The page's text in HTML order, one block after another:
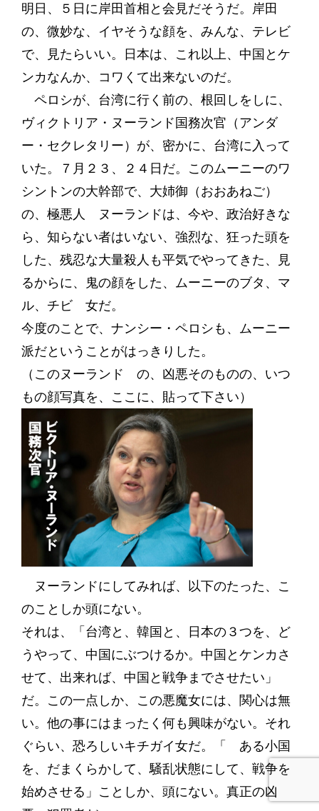
明日、５日に岸田首相と会見だそうだ。岸田
の、微妙な、イヤそうな顔を、みんな、テレビ
で、見たらいい。日本は、これ以上、中国とケ
ンカなんか、コワくて出来ないのだ。
ペロシが、台湾に行く前の、根回しをしに、
ヴィクトリア・ヌーランド国務次官（アンダ
ー・セクレタリー）が、密かに、台湾に入って
いた。７月２３、２４日だ。このムーニーのワ
シントンの大幹部で、大姉御（おおあねご）
の、極悪人 ヌーランドは、今や、政治好きな
ら、知らない者はいない、強烈な、狂った頭を
した、残忍な大量殺人も平気でやってきた、見
るからに、鬼の顔をした、ムーニーのブタ、マ
ル、チビ 女だ。
今度のことで、ナンシー・ペロシも、ムーニー
派だということがはっきりした。
（このヌーランド の、凶悪そのものの、いつ
もの顔写真を、ここに、貼って下さい）
ヌーランドにしてみれば、以下のたった、こ
のことしか頭にない。
それは、「台湾と、韓国と、日本の３つを、ど
うやって、中国にぶつけるか。中国とケンカさ
せて、出来れば、中国と戦争までさせたい」
だ。この一点しか、この悪魔女には、関心は無
い。他の事にはまったく何も興味がない。それ
ぐらい、恐ろしいキチガイ女だ。「 ある小国
を、だまくらかして、騒乱状態にして、戦争を
始めさせる」ことしか、頭にない。真正の凶